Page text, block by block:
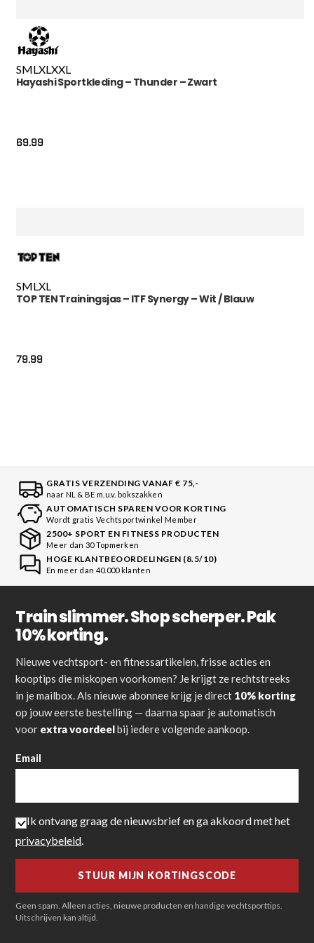
SMLXLXXL
Hayashi Sportkleding – Thunder – Zwart
69.99
SML XL
TOP TEN Trainingsjas – ITF Synergy – Wit / Blauw
79.99
GRATIS VERZENDING VANAF € 75,-
naar NL & BE m.u.v. bokszakken
AUTOMATISCH SPAREN VOOR KORTING
Wordt gratis Vechtsportwinkel Member
2500+ SPORT EN FITNESS PRODUCTEN
Meer dan 30 Topmerken
HOGE KLANTBEOORDELINGEN (8.5/10)
En meer dan 40.000 klanten
Train slimmer. Shop scherper. Pak
10% korting.
Nieuwe vechtsport- en fitnessartikelen, frisse acties en
kooptips die miskopen voorkomen? Je krijgt ze rechtstreeks
in je mailbox. Als nieuwe abonnee krijg je direct 10% korting
op jouw eerste bestelling — daarna spaar je automatisch
voor extra voordeelbij iedere volgende aankoop.
Email
Ik ontvang graag de nieuwsbrief en ga akkoord met het
privacybeleid.
Geen spam. Alleen acties, nieuwe producten en handige vechtsporttips.
Uitschrijven kan altijd.